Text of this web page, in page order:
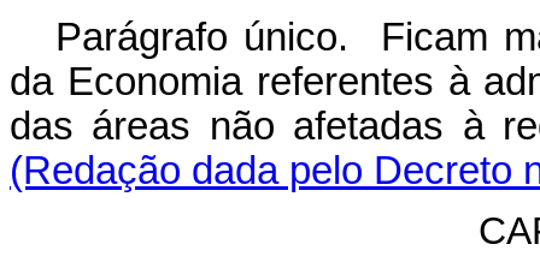
Parágrafo único. Ficam
da Economia referentes à
das áreas não
(Redação dada pelo Decreto